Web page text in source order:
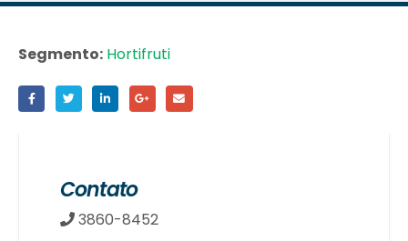
Segmento: Hortifruti
Contato
3860-8452